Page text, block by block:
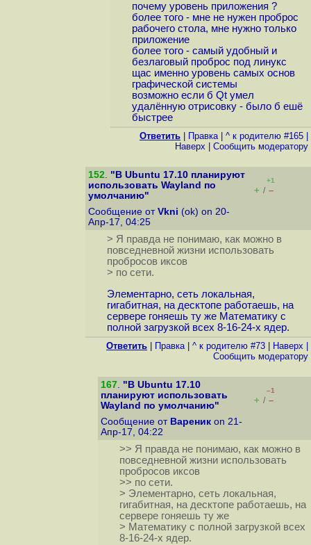
почему уровень приложения ?
более того - мне не нужен проброс
рабочего стола, мне нужно только
приложение
более того - самый удобный и
безлаговый проброс под линукс
щас именно уровень самых основ
графической системы
возможно если б Qt умел
удалённую отрисовку - было б ешё
быстрее
Ответить Правка| ^ к родителю #165
Наверх
Cообщить модератору
152. "В Ubuntu 17.10 планируют
использовать Wayland по
умолчанию"
+1
+ / –
Сообщение от Vkni (ok) on 20-
Апр-17, 04:25
> Я правда не понимаю, как можно в
повседневной жизни использовать
пробросов иксов
> по сети.
Элементарно, сеть локальная,
гигабитная, на десктопе работаешь, на
сервере гоняешь ту же Математику с
полной загрузкой всех 8-16-24-х ядер.
Ответить Правка| ^ к родителю #73 Наверх
Cообщить модератору
167. "В Ubuntu 17.10
планируют использовать
Wayland по умолчанию"
–1
+ / –
Сообщение от Вареник on 21-
Апр-17, 04:22
>> Я правда не понимаю, как можно в
повседневной жизни использовать
пробросов иксов
>> по сети.
> Элементарно, сеть локальная,
гигабитная, на десктопе работаешь, на
сервере гоняешь ту же
> Математику с полной загрузкой всех
8-16-24-х ядер.